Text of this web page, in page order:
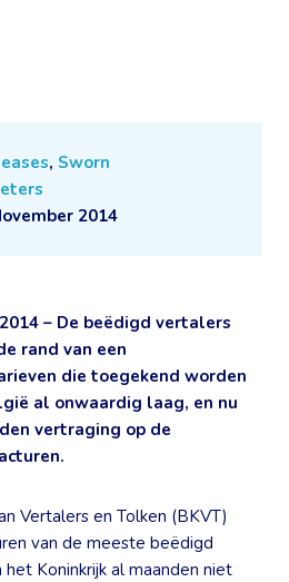
, Sworn
2014
– De beëdigd vertalers
rand van een
die toegekend worden
al onwaardig laag, en nu
vertraging op de
Vertalers en Tolken (BKVT)
van de meeste beëdigd
Koninkrijk al maanden niet